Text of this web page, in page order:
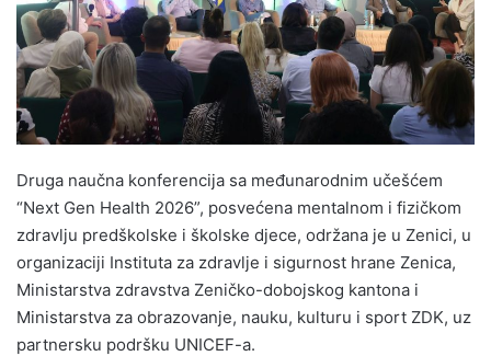
m
a
i
l
Druga naučna konferencija sa međunarodnim učešćem
“Next Gen Health 2026”, posvećena mentalnom i fizičkom
zdravlju predškolske i školske djece, održana je u Zenici, u
organizaciji Instituta za zdravlje i sigurnost hrane Zenica,
Ministarstva zdravstva Zeničko-dobojskog kantona i
Ministarstva za obrazovanje, nauku, kulturu i sport ZDK, uz
partnersku podršku UNICEF-a.